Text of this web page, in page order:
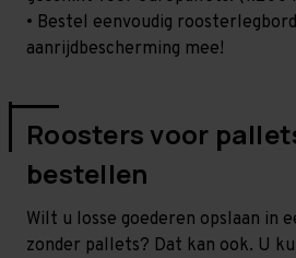
• Bestel eenvoudig
aanrijdbescherming mee!
Roosters voor
bestellen
Wilt u losse goederen opslaan in
zonder pallets? Dat kan ook. U